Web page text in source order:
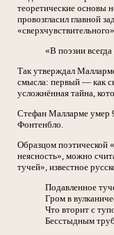
теоретические основы
провозгласил главной
«В поэзии
Так утверждал
смысла: первый — как
усложнённая тайна,
Стефан Малларме умер
Фонтенбло.
Образцом поэтической
неясность», можно
тучей», известное
Подавленное
Гром в
Что вторит с
Бесстыдным